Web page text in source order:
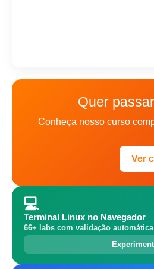
Quer
Conheça nosso curso
Ver
💻
Terminal Linux no Navegador
66+ labs com validação